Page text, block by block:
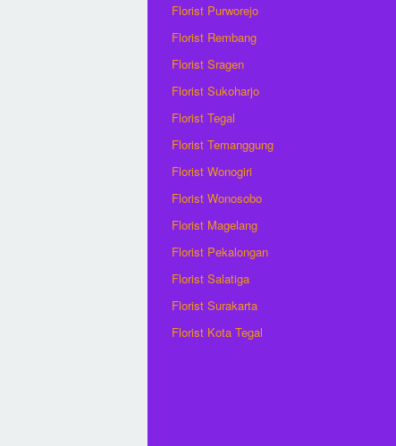
Florist Purworejo
Florist Rembang
Florist Sragen
Florist Sukoharjo
Florist Tegal
Florist Temanggung
Florist Wonogiri
Florist Wonosobo
Florist Magelang
Florist Pekalongan
Florist Salatiga
Florist Surakarta
Florist Kota Tegal